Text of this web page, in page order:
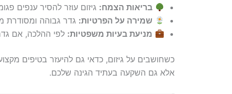
בריאות הצמח: גיזום עוזר להסיר ענפים
שמירה על הפרטיות: גדר גבוהה
מניעת בעיות משפטיות: לפי ההלכה, אם
כשחושבים על גיזום, כדאי גם להיעזר בטיפים
אלא גם השקעה בעתיד הגינה שלכם.